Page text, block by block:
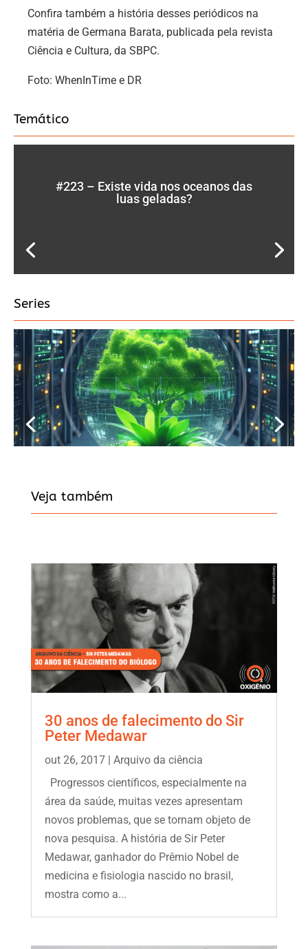
Confira também a história desses periódicos na
matéria de Germana Barata, publicada pela revista
Ciência e Cultura, da SBPC.
Foto: WhenInTime e DR
Temático
#223 – Existe vida nos oceanos das
luas geladas?
Series
Veja também
30 anos de falecimento do Sir
Peter Medawar
out 26, 2017| Arquivo da ciência
Progressos científicos, especialmente na
área da saúde, muitas vezes apresentam
novos problemas, que se tornam objeto de
nova pesquisa. A história de Sir Peter
Medawar, ganhador do Prêmio Nobel de
medicina e fisiologia nascido no brasil,
mostra como a...